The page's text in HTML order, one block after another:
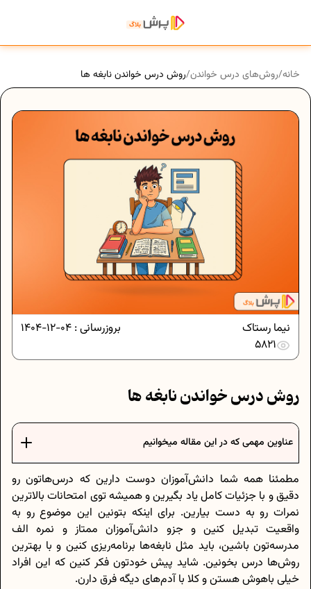
خانه/روش‌های درس خواندن/روش درس خواندن نابغه ها
بروزرسانی : 04-12-1404
نیما رستاک
5821
روش درس خواندن نابغه ها
عناوین مهمی که در این مقاله میخوانیم
مطمئنا همه شما دانش‌آموزان دوست دارین که درس‌هاتون رو
دقیق و با جزئیات کامل یاد بگیرین و همیشه توی امتحانات بالاترین
نمرات رو به دست بیارین. برای اینکه بتونین این موضوع رو به
واقعیت تبدیل کنین و جزو دانش‌آموزان ممتاز و نمره الف
مدرسه‌تون باشین، باید مثل نابغه‌ها برنامه‌ریزی کنین و با بهترین
روش‌ها درس بخونین. شاید پیش خودتون فکر کنین که این افراد
خیلی باهوش هستن و کلا با آدم‌های دیگه فرق دارن.